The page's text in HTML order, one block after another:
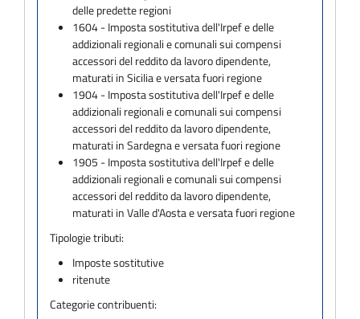
delle predette regioni
1604 - Imposta sostitutiva dell'Irpef e delle
addizionali regionali e comunali sui compensi
accessori del reddito da lavoro dipendente,
maturati in Sicilia e versata fuori regione
1904 - Imposta sostitutiva dell'Irpef e delle
addizionali regionali e comunali sui compensi
accessori del reddito da lavoro dipendente,
maturati in Sardegna e versata fuori regione
1905 - Imposta sostitutiva dell'Irpef e delle
addizionali regionali e comunali sui compensi
accessori del reddito da lavoro dipendente,
maturati in Valle d'Aosta e versata fuori regione
Tipologie tributi:
Imposte sostitutive
ritenute
Categorie contribuenti: